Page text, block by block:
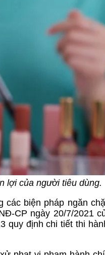
lợi của người tiêu dùng.
biện pháp ngăn
CP ngày 20/7/2021
quy định chi tiết thi